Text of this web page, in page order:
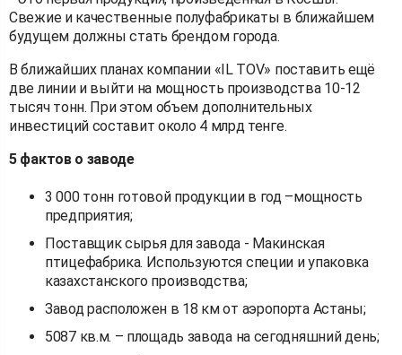
Свежие и качественные полуфабрикаты в ближайшем
будущем должны стать брендом города.
В ближайших планах компании «IL TOV» поставить ещё
две линии и выйти на мощность производства 10-12
тысяч тонн. При этом объем дополнительных
инвестиций составит около 4 млрд тенге.
5 фактов о заводе
3 000 тонн готовой продукции в год –мощность
предприятия;
Поставщик сырья для завода - Макинская
птицефабрика. Используются специи и упаковка
казахстанского производства;
Завод расположен в 18 км от аэропорта Астаны;
5087 кв.м. – площадь завода на сегодняшний день;